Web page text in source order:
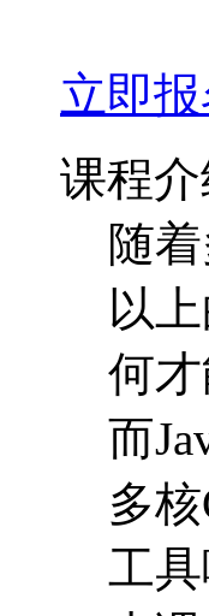
立即报
课程介
随
以
何
而
多
工具